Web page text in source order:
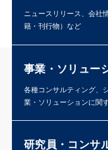
ニュースリリース、会社
籍・刊行物）など
事業・ソリュー
各種コンサルティング、
業・ソリューションに関
研究員・コンサ